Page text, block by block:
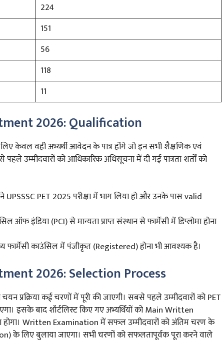
224
151
56
118
11
2026: Qualification
केवल वही अभ्यर्थी आवेदन के पात्र होंगे जो इन सभी शैक्षणिक एवं
उम्मीदवारों को आधिकारिक अधिसूचना में दी गई पात्रता शर्तों को
UPSSSC PET 2025 परीक्षा में भाग लिया हो और उनके पास valid
ऑफ इंडिया (PCI) से मान्यता प्राप्त संस्थान से फार्मेसी में डिप्लोमा होना
फार्मेसी काउंसिल में पंजीकृत (Registered) होना भी आवश्यक है।
2026: Selection Process
प्रक्रिया कई चरणों में पूरी की जाएगी। सबसे पहले उम्मीदवारों को PET
इसके बाद शॉर्टलिस्ट किए गए अभ्यर्थियों को Main Written
Written Examination में सफल उम्मीदवारों को अंतिम चरण के
के लिए बुलाया जाएगा। सभी चरणों को सफलतापूर्वक पूरा करने वाले